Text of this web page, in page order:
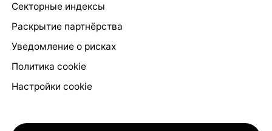
Секторные индексы
Раскрытие партнёрства
Уведомление о рисках
Политика cookie
Настройки cookie